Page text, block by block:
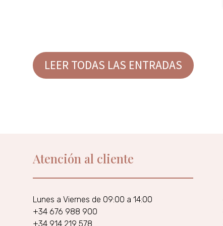
LEER TODAS LAS ENTRADAS
Atención al cliente
Lunes a Viernes de 09:00 a 14:00
+34 676 988 900
+34 914 219 578